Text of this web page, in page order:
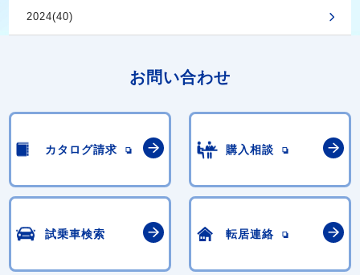
2024(40)
お問い合わせ
カタログ請求 購入相談
試乗車検索 転居連絡